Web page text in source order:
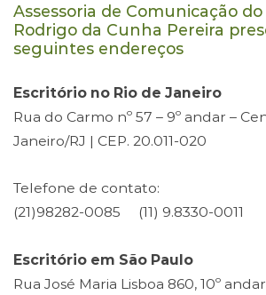
Assessoria de Comunicação
Rodrigo da Cunha Pereira
seguintes endereços
Escritório no Rio de Janeiro
Rua do Carmo nº 57 – 9º andar –
Janeiro/RJ | CEP. 20.011-020
Telefone de contato:
(21)98282-0085 (11) 9.8330-0011
Escritório em São Paulo
Rua José Maria Lisboa 860, 10º